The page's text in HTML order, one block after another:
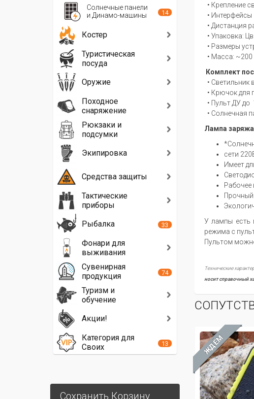
• Крепление
•
• Дистанция
• Упаковка:
• Размеры
• Масса: ~200
Комплект
• Светильник
• Крючок для
• Пульт ДУ до
• Солнечная
Лампа
сети
Имеет
Рабочее
У лампы есть
режима с
Пультом
Технические
носит справочный
ЖДЁМ
Солнечные панели
и Динамо-машины
14
Костер
Туристическая
посуда
Оружие
Походное
снаряжение
Рюкзаки и
подсумки
Экипировка
Средства защиты
Тактические
приборы
Рыбалка
33
Фонари для
выживания
Сувенирная
продукция
74
Туризм и
обучение
Акции!
Категория для
Своих
13
Сохранить Корзину